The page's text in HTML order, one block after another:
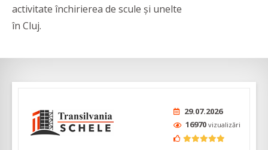
activitate închirierea de scule și unelte
în Cluj.
29.07.2026
16970 vizualizări